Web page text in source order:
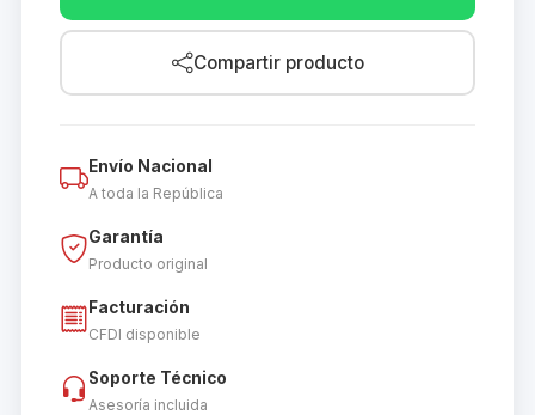
Compartir producto
Envío Nacional
A toda la República
Garantía
Producto original
Facturación
CFDI disponible
Soporte Técnico
Asesoría incluida